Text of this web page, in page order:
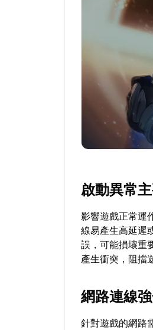
啟動異常
影響遊戲正常運
線易產生高延遲
誤，可能損壞重
產生衝突，阻擋
網路連線
針對遊戲的網路